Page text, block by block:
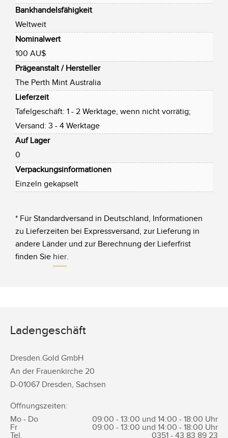
Bankhandelsfähigkeit
Weltweit
Nominalwert
100 AU$
Prägeanstalt / Hersteller
The Perth Mint Australia
Lieferzeit
Tafelgeschäft: 1 - 2 Werktage, wenn nicht vorrätig;
Versand: 3 - 4 Werktage
Auf Lager
0
Verpackungsinformationen
Einzeln gekapselt
* Für Standardversand in Deutschland, Informationen
zu Lieferzeiten bei Expressversand, zur Lieferung in
andere Länder und zur Berechnung der Lieferfrist
finden Sie hier.
Ladengeschäft
Dresden.Gold GmbH
An der Frauenkirche 20
D-01067 Dresden, Sachsen
Öffnungszeiten:
Mo - Do
09:00 - 13:00 und 14:00 - 18:00 Uhr
Fr
09:00 - 13:00 und 14:00 - 18:00 Uhr
Tel.
0351 - 43 83 89 23